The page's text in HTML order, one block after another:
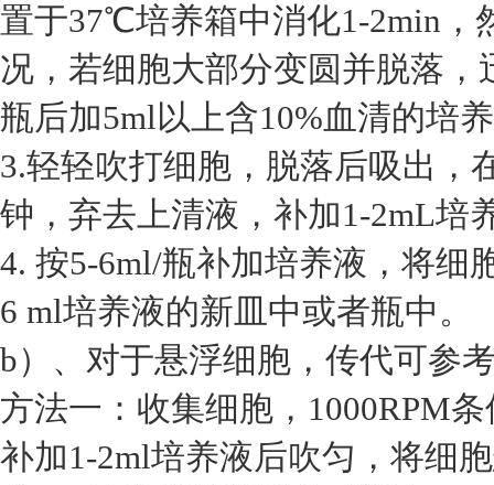
置于37℃培养箱中消化1-2min，
况，若细胞大部分变圆并脱落
瓶后加5ml以上含10%血清的培
3.轻轻吹打细胞，脱落后吸出，
钟，弃去上清液，补加1-2mL培
4. 按5-6ml/瓶补加培养液，将细
6 ml培养液的新皿中或者瓶中。
b）、对于悬浮细胞，传代可参
方法一：收集细胞，1000RPM
补加1-2ml培养液后吹匀，将细